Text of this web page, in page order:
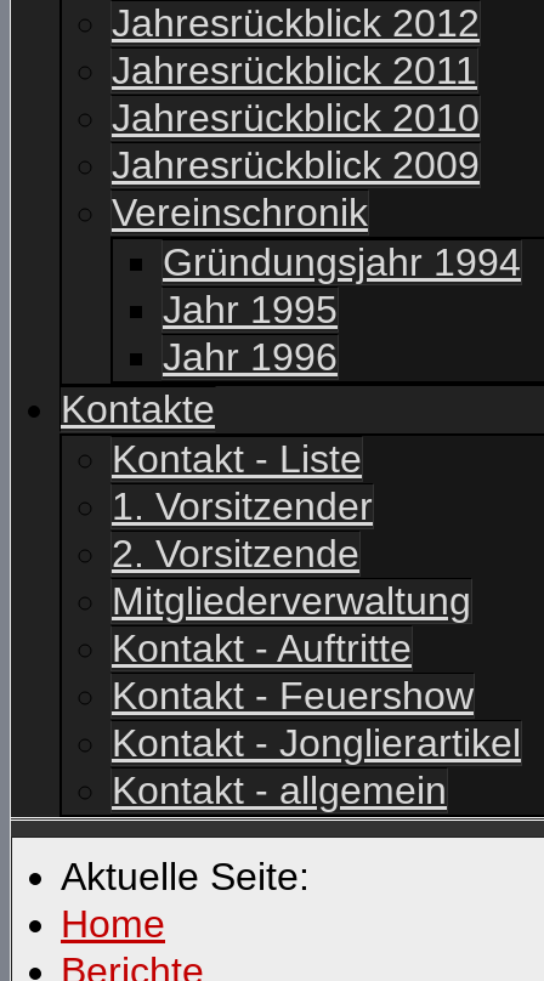
Jahresrückblick 2012
Jahresrückblick 2011
Jahresrückblick 2010
Jahresrückblick 2009
Vereinschronik
Gründungsjahr 1994
Jahr 1995
Jahr 1996
Kontakte
Kontakt - Liste
1. Vorsitzender
2. Vorsitzende
Mitgliederverwaltung
Kontakt - Auftritte
Kontakt - Feuershow
Kontakt - Jonglierartikel
Kontakt - allgemein
Aktuelle Seite:
Home
Berichte